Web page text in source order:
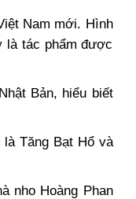
Nam mới. Hình
là tác phẩm được
Bản, hiểu biết
Tăng Bạt Hổ và
nho Hoàng Phan